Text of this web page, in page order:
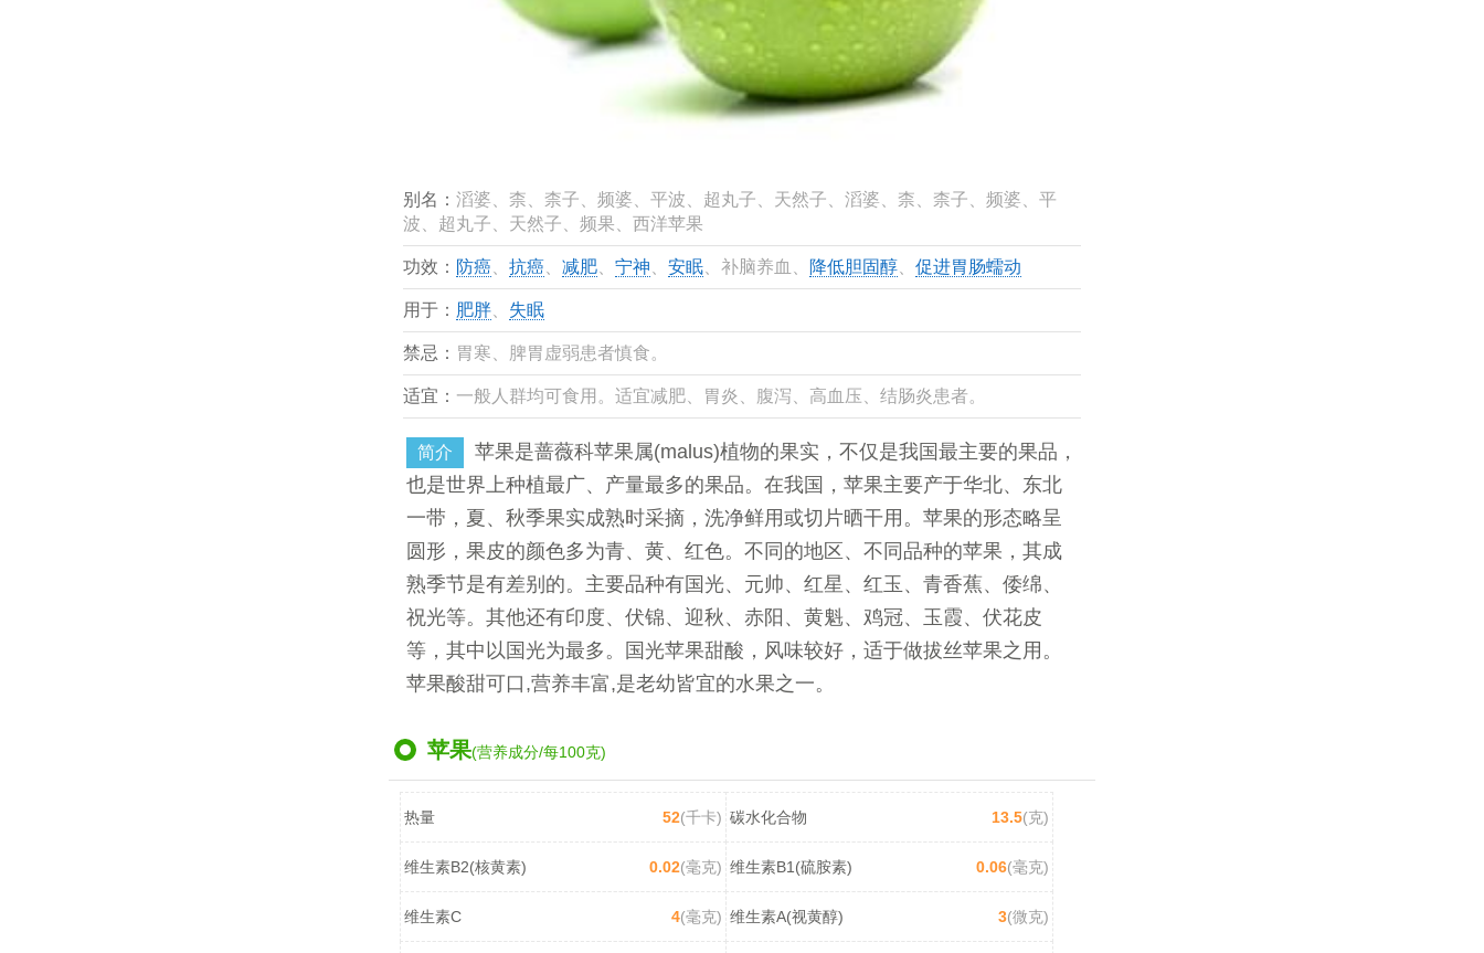
别名： 滔婆、柰、柰子、频婆、平波、超丸子、天然子、滔婆、柰、柰子、频婆、平
波、超丸子、天然子、频果、西洋苹果
功效： 防癌、 抗癌、 减肥、 宁神 安眠、补脑养血、 降低胆固醇、 促进胃肠蠕动
用于： 肥胖、 失眠
禁忌： 胃寒、脾胃虚弱患者慎食。
适宜： 一般人群均可食用。适宜减肥、胃炎、腹泻、高血压、结肠炎患者。
简介
苹果是蔷薇科苹果属(malus)植物的果实，不仅是我国最主要的果品，
也是世界上种植最广、产量最多的果品。在我国，苹果主要产于华北、东北
一带，夏、秋季果实成熟时采摘，洗净鲜用或切片晒干用。苹果的形态略呈
圆形，果皮的颜色多为青、黄、红色。不同的地区、不同品种的苹果，其成
熟季节是有差别的。主要品种有国光、元帅、红星、红玉、青香蕉、倭绵、
祝光等。其他还有印度、伏锦、迎秋、赤阳、黄魁、鸡冠、玉霞、伏花皮
等，其中以国光为最多。国光苹果甜酸，风味较好，适于做拔丝苹果之用。
苹果酸甜可口,营养丰富,是老幼皆宜的水果之一。
苹果(营养成分/每100克)
热量 52(千卡) 碳水化合物 13.5(克)
维生素B2(核黄素) 0.02(毫克) 维生素B1(硫胺素) 0.06(毫克)
维生素C 4(毫克) 维生素A(视黄醇) 3(微克)